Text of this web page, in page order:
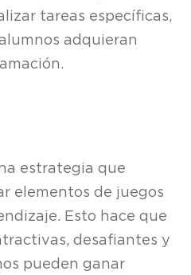
tareas específicas,
adquieran
estrategia que
elementos de juegos
Esto hace que
desafiantes y
pueden ganar